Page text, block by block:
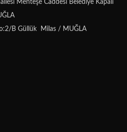
Menteşe Caddesi Belediye Kapalı
B Güllük Milas / MUĞLA